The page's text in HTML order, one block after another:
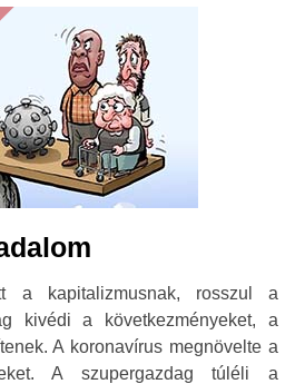
a kapitalizmusnak, rosszul a
kivédi a következményeket, a
A koronavírus megnövelte a
A szupergazdag túléli a